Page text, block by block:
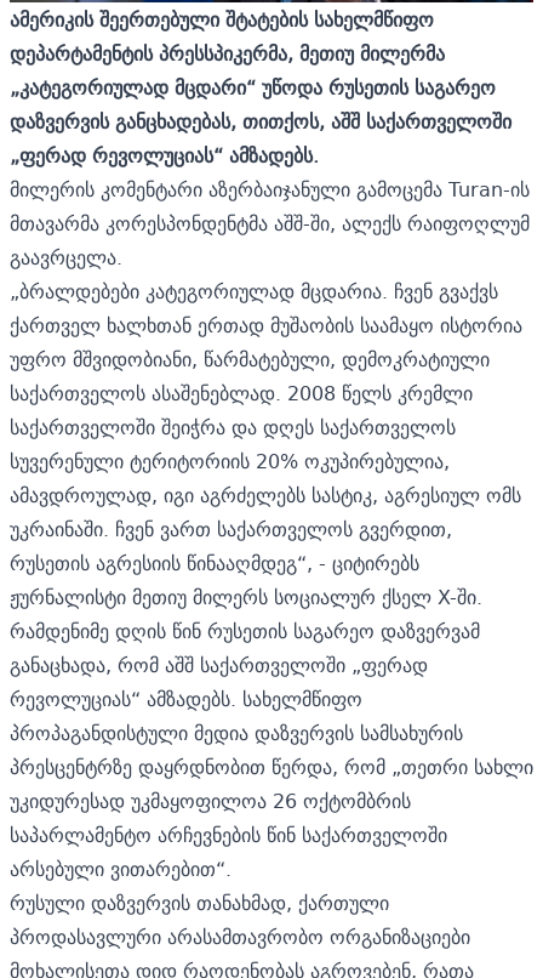
ამერიკის შეერთებული შტატების სახელმწიფო
დეპარტამენტის პრესსპიკერმა, მეთიუ მილერმა
„კატეგორიულად მცდარი“ უწოდა რუსეთის საგარეო
დაზვერვის განცხადებას, თითქოს, აშშ საქართველოში
„ფერად რევოლუციას“ ამზადებს.
მილერის კომენტარი აზერბაიჯანული გამოცემა Turan-ის
მთავარმა კორესპონდენტმა აშშ-ში, ალექს რაიფოღლუმ
გაავრცელა.
„ბრალდებები კატეგორიულად მცდარია. ჩვენ გვაქვს
ქართველ ხალხთან ერთად მუშაობის საამაყო ისტორია
უფრო მშვიდობიანი, წარმატებული, დემოკრატიული
საქართველოს ასაშენებლად. 2008 წელს კრემლი
საქართველოში შეიჭრა და დღეს საქართველოს
სუვერენული ტერიტორიის 20% ოკუპირებულია,
ამავდროულად, იგი აგრძელებს სასტიკ, აგრესიულ ომს
უკრაინაში. ჩვენ ვართ საქართველოს გვერდით,
რუსეთის აგრესიის წინააღმდეგ“, - ციტირებს
ჟურნალისტი მეთიუ მილერს სოციალურ ქსელX-ში.
რამდენიმე დღის წინრუსეთის საგარეო დაზვერვამ
განაცხადა, რომ აშშ საქართველოში „ფერად
რევოლუციას“ ამზადებს. სახელმწიფო
პროპაგანდისტული მედია დაზვერვის სამსახურის
პრესცენტრზე დაყრდნობით წერდა, რომ „თეთრი სახლი
უკიდურესად უკმაყოფილოა 26 ოქტომბრის
საპარლამენტო არჩევნების წინ საქართველოში
არსებული ვითარებით“.
რუსული დაზვერვის თანახმად, ქართული
პროდასავლური არასამთავრობო ორგანიზაციები
მოხალისეთა დიდ რაოდენობას აგროვებენ, რათა